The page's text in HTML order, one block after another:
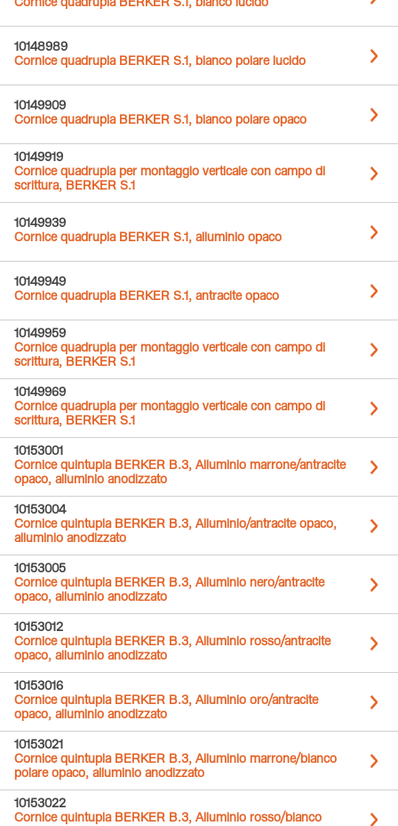
Cornice quadrupla BERKER S.1, bianco lucido
10148989
Cornice quadrupla BERKER S.1, bianco polare lucido
10149909
Cornice quadrupla BERKER S.1, bianco polare opaco
10149919
Cornice quadrupla per montaggio verticale con campo di
scrittura, BERKER S.1
10149939
Cornice quadrupla BERKER S.1, alluminio opaco
10149949
Cornice quadrupla BERKER S.1, antracite opaco
10149959
Cornice quadrupla per montaggio verticale con campo di
scrittura, BERKER S.1
10149969
Cornice quadrupla per montaggio verticale con campo di
scrittura, BERKER S.1
10153001
Cornice quintupla BERKER B.3, Alluminio marrone/antracite
opaco, alluminio anodizzato
10153004
Cornice quintupla BERKER B.3, Alluminio/antracite opaco,
alluminio anodizzato
10153005
Cornice quintupla BERKER B.3, Alluminio nero/antracite
opaco, alluminio anodizzato
10153012
Cornice quintupla BERKER B.3, Alluminio rosso/antracite
opaco, alluminio anodizzato
10153016
Cornice quintupla BERKER B.3, Alluminio oro/antracite
opaco, alluminio anodizzato
10153021
Cornice quintupla BERKER B.3, Alluminio marrone/bianco
polare opaco, alluminio anodizzato
10153022
Cornice quintupla BERKER B.3, Alluminio rosso/bianco